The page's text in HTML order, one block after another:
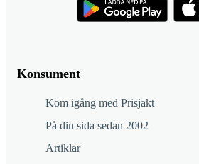
Konsument
Kom igång med Prisjakt
På din sida sedan 2002
Artiklar